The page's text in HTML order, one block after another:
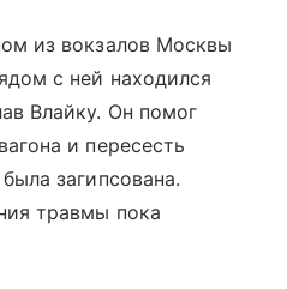
из вокзалов Москвы
с ней находился
Влайку. Он помог
и пересесть
загипсована.
травмы пока